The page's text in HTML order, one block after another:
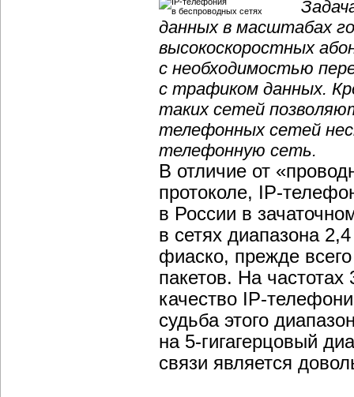
данных в масштабах
высокоскоростных
с необходимостью
с трафиком данных.
таких сетей
телефонных сетей
телефонную сеть.
В отличие от
протоколе, IP-
в России в
в сетях диапазона
фиаско, прежде
пакетов. На
качество IP-
судьба этого
на 5-гигагерцовый
связи является